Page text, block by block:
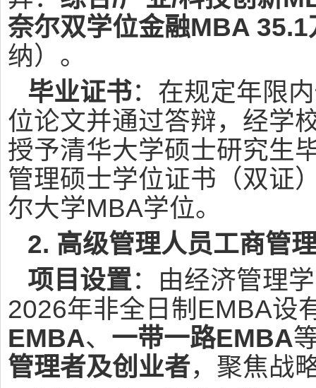
奈尔双学位金融MBA 35.1
纳）。
毕业证书：在规定年限
位论文并通过答辩，经学
授予清华大学硕士研究生
管理硕士学位证书（双证
尔大学MBA学位。
2. 高级管理人员工商管
项目设置：由经济管理
2026年非全日制EMBA设
EMBA、 一带一路EMBA
管理者及创业者，聚焦战